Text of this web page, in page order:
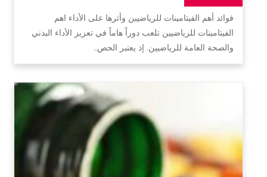
فوائد أهم الفيتامينات للرياضيين وأثرها على الأداء اهم
الفيتامينات للرياضيين تلعب دوراً هاماً في تعزيز الأداء البدني
والصحة العامة للرياضيين. إذ يعتبر الحص…